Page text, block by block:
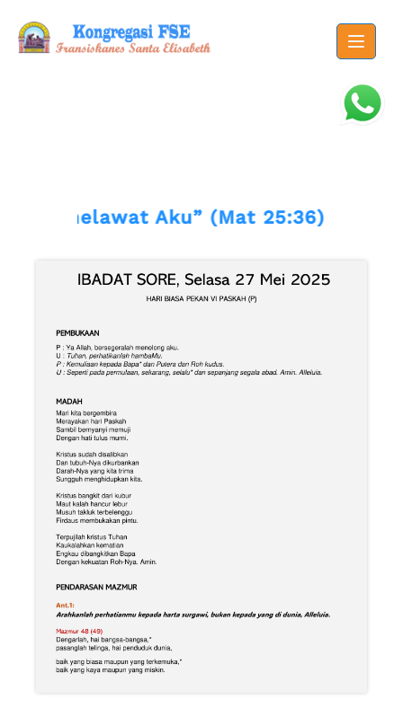
content
melawat Aku” (Mat 25:36).